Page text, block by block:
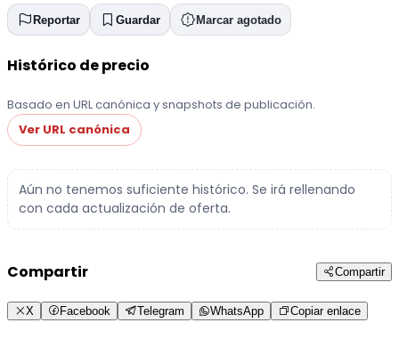
Reportar Guardar Marcar agotado
Histórico de precio
Basado en URL canónica y snapshots de publicación.
Ver URL canónica
Aún no tenemos suficiente histórico. Se irá rellenando
con cada actualización de oferta.
Compartir Compartir
X Facebook Telegram WhatsApp Copiar enlace